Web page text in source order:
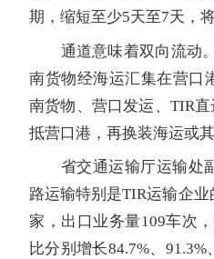
期，缩短至少5天至7天，
通道意味着双向流动。
南货物经海运汇集在营口
南货物、营口发运、TIR
抵营口港，再换装海运或
省交通运输厅运输处副
路运输特别是TIR运输企
家，出口业务量109车次
比分别增长84.7%、